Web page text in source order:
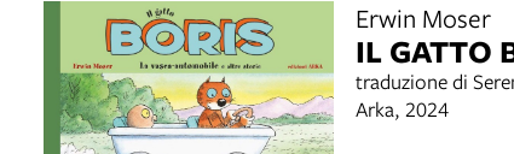
Erwin Moser
IL GATTO
traduzione di
Arka, 2024